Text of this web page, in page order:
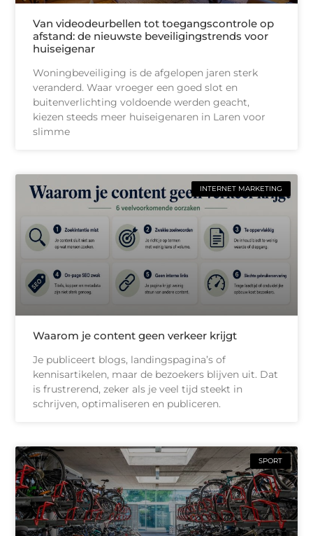
Van videodeurbellen tot toegangscontrole op
afstand: de nieuwste beveiligingstrends voor
huiseigenar
Woningbeveiliging is de afgelopen jaren sterk
veranderd. Waar vroeger een goed slot en
buitenverlichting voldoende werden geacht,
kiezen steeds meer huiseigenaren in Laren voor
slimme
INTERNET MARKETING
Waarom je content geen verkeer krijgt
Je publiceert blogs, landingspagina’s of
kennisartikelen, maar de bezoekers blijven uit. Dat
is frustrerend, zeker als je veel tijd steekt in
schrijven, optimaliseren en publiceren.
SPORT